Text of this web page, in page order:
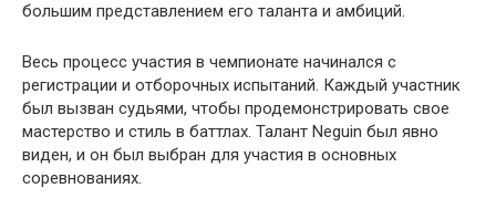
большим представлением его таланта и амбиций.
Весь процесс участия в чемпионате начинался с
регистрации и отборочных испытаний. Каждый участник
был вызван судьями, чтобы продемонстрировать свое
мастерство и стиль в баттлах. Талант Neguin был явно
виден, и он был выбран для участия в основных
соревнованиях.